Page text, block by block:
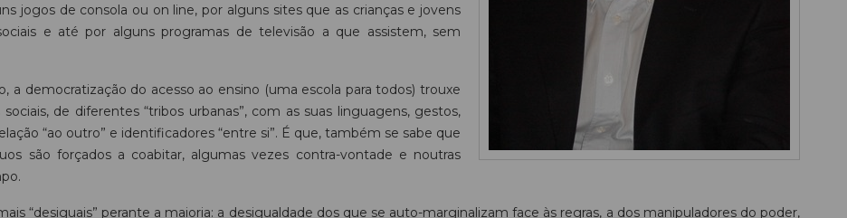
jogos de consola ou on line, por alguns sites que as crianças e jovens
e até por alguns programas de televisão a que assistem, sem
a democratização do acesso ao ensino (uma escola para todos) trouxe
de diferentes “tribos urbanas”, com as suas linguagens, gestos,
“ao outro” e identificadores “entre si”. É que, também se sabe que
são forçados a coabitar, algumas vezes contra-vontade e noutras
“desiguais” perante a maioria: a desigualdade dos que se auto-marginalizam face às regras, a dos manipuladores do poder,